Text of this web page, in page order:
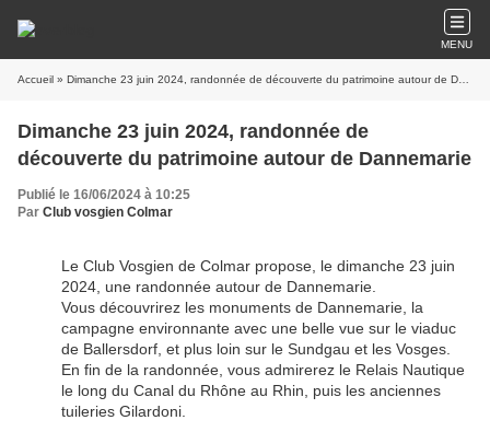
MENU
Accueil » Dimanche 23 juin 2024, randonnée de découverte du patrimoine autour de Dannemarie
Dimanche 23 juin 2024, randonnée de
découverte du patrimoine autour de Dannemarie
Publié le 16/06/2024 à 10:25
Par Club vosgien Colmar
Le Club Vosgien de Colmar propose, le dimanche 23 juin
2024, une randonnée autour de Dannemarie.
Vous découvrirez les monuments de Dannemarie, la
campagne environnante avec une belle vue sur le viaduc
de Ballersdorf, et plus loin sur le Sundgau et les Vosges.
En fin de la randonnée, vous admirerez le Relais Nautique
le long du Canal du Rhône au Rhin, puis les anciennes
tuileries Gilardoni.